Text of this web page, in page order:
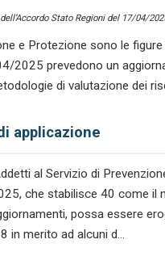
Stato Regioni del 17/04/
e Protezione sono le
2025 prevedono un
di valutazione dei
applicazione
al Servizio di
che stabilisce 40 come il
possa essere
in merito ad alcuni d…